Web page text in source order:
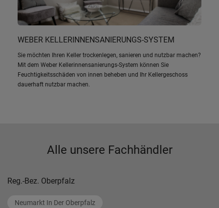
WEBER KELLERINNENSANIERUNGS-SYSTEM
Sie möchten Ihren Keller trockenlegen, sanieren und nutzbar machen?
Mit dem Weber Kellerinnensanierungs-System können Sie
Feuchtigkeitsschäden von innen beheben und Ihr Kellergeschoss
dauerhaft nutzbar machen.
Alle unsere Fachhändler
Reg.-Bez. Oberpfalz
Neumarkt In Der Oberpfalz